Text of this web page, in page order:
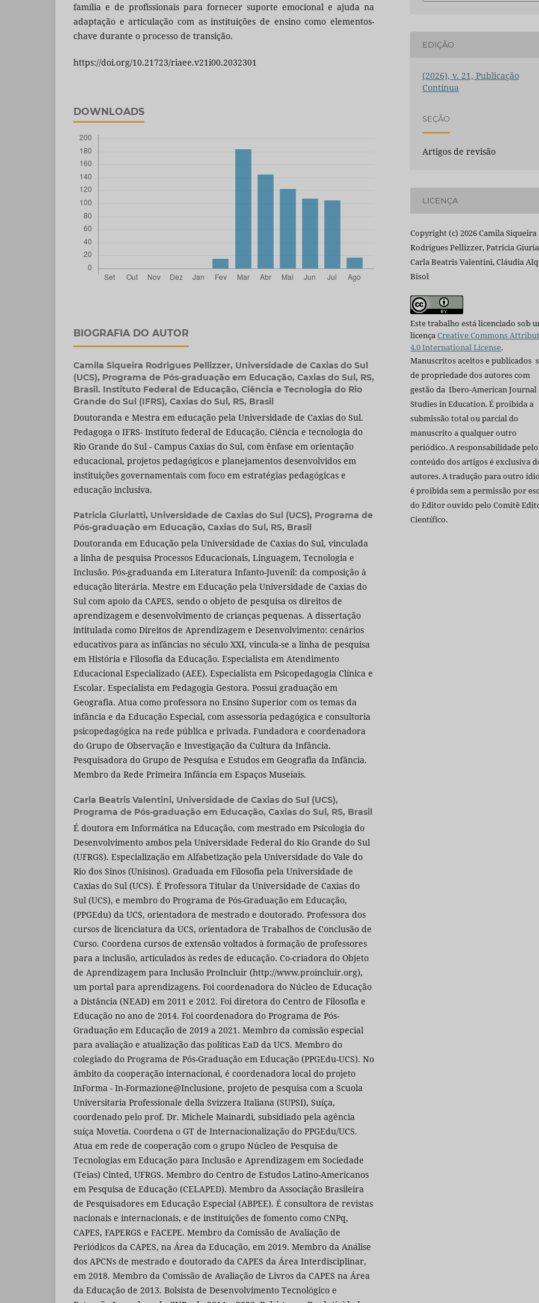
família e de profissionais para fornecer suporte emocional e ajuda na
adaptação e articulação com as instituições de ensino como elementos-
chave durante o processo de transição.
https://doi.org/10.21723/riaee.v21i00.2032301
DOWNLOADS
BIOGRAFIA DO AUTOR
Camila Siqueira Rodrigues Pellizzer, Universidade de Caxias do Sul
(UCS), Programa de Pós-graduação em Educação, Caxias do Sul, RS,
Brasil. Instituto Federal de Educação, Ciência e Tecnologia do Rio
Grande do Sul (IFRS), Caxias do Sul, RS, Brasil
Doutoranda e Mestra em educação pela Universidade de Caxias do Sul.
Pedagoga o IFRS- Instituto federal de Educação, Ciência e tecnologia do
Rio Grande do Sul - Campus Caxias do Sul, com ênfase em orientação
educacional, projetos pedagógicos e planejamentos desenvolvidos em
instituições governamentais com foco em estratégias pedagógicas e
educação inclusiva.
Patricia Giuriatti, Universidade de Caxias do Sul (UCS), Programa de
Pós-graduação em Educação, Caxias do Sul, RS, Brasil
Doutoranda em Educação pela Universidade de Caxias do Sul, vinculada
a linha de pesquisa Processos Educacionais, Linguagem, Tecnologia e
Inclusão. Pós-graduanda em Literatura Infanto-Juvenil: da composição à
educação literária. Mestre em Educação pela Universidade de Caxias do
Sul com apoio da CAPES, sendo o objeto de pesquisa os direitos de
aprendizagem e desenvolvimento de crianças pequenas. A dissertação
intitulada como Direitos de Aprendizagem e Desenvolvimento: cenários
educativos para as infâncias no século XXI, vincula-se a linha de pesquisa
em História e Filosofia da Educação. Especialista em Atendimento
Educacional Especializado (AEE). Especialista em Psicopedagogia Clínica e
Escolar. Especialista em Pedagogia Gestora. Possui graduação em
Geografia. Atua como professora no Ensino Superior com os temas da
infância e da Educação Especial, com assessoria pedagógica e consultoria
psicopedagógica na rede pública e privada. Fundadora e coordenadora
do Grupo de Observação e Investigação da Cultura da Infância.
Pesquisadora do Grupo de Pesquisa e Estudos em Geografia da Infância.
Membro da Rede Primeira Infância em Espaços Museiais.
Carla Beatris Valentini, Universidade de Caxias do Sul (UCS),
Programa de Pós-graduação em Educação, Caxias do Sul, RS, Brasil
É doutora em Informática na Educação, com mestrado em Psicologia do
Desenvolvimento ambos pela Universidade Federal do Rio Grande do Sul
(UFRGS). Especialização em Alfabetização pela Universidade do Vale do
Rio dos Sinos (Unisinos). Graduada em Filosofia pela Universidade de
Caxias do Sul (UCS). É Professora Titular da Universidade de Caxias do
Sul (UCS), e membro do Programa de Pós-Graduação em Educação,
(PPGEdu) da UCS, orientadora de mestrado e doutorado. Professora dos
cursos de licenciatura da UCS, orientadora de Trabalhos de Conclusão de
Curso. Coordena cursos de extensão voltados à formação de professores
para a inclusão, articulados às redes de educação. Co-criadora do Objeto
de Aprendizagem para Inclusão ProIncluir (http://www.proincluir.org),
um portal para aprendizagens. Foi coordenadora do Núcleo de Educação
a Distância (NEAD) em 2011 e 2012. Foi diretora do Centro de Filosofia e
Educação no ano de 2014. Foi coordenadora do Programa de Pós-
Graduação em Educação de 2019 a 2021. Membro da comissão especial
para avaliação e atualização das políticas EaD da UCS. Membro do
colegiado do Programa de Pós-Graduação em Educação (PPGEdu-UCS). No
âmbito da cooperação internacional, é coordenadora local do projeto
InForma - In-Formazione@Inclusione, projeto de pesquisa com a Scuola
Universitaria Professionale della Svizzera Italiana (SUPSI), Suíça,
coordenado pelo prof. Dr. Michele Mainardi, subsidiado pela agência
suíça Movetia. Coordena o GT de Internacionalização do PPGEdu/UCS.
Atua em rede de cooperação com o grupo Núcleo de Pesquisa de
Tecnologias em Educação para Inclusão e Aprendizagem em Sociedade
(Teias) Cinted, UFRGS. Membro do Centro de Estudos Latino-Americanos
em Pesquisa de Educação (CELAPED). Membro da Associação Brasileira
de Pesquisadores em Educação Especial (ABPEE). É consultora de revistas
nacionais e internacionais, e de instituições de fomento como CNPq,
CAPES, FAPERGS e FACEPE. Membro da Comissão de Avaliação de
Periódicos da CAPES, na Área da Educação, em 2019. Membro da Análise
dos APCNs de mestrado e doutorado da CAPES da Área Interdisciplinar,
em 2018. Membro da Comissão de Avaliação de Livros da CAPES na Área
da Educação de 2013. Bolsista de Desenvolvimento Tecnológico e
EDIÇÃO
(2026), v. 21, Publicação
Contínua
SEÇÃO
Artigos de revisão
LICENÇA
Copyright (c) 2026 Camila Siqueira
Rodrigues Pellizzer, Patricia
Carla Beatris Valentini, Cláudia
Bisol
Este trabalho está licenciado sob
licençaCreative Commons
4.0 International License.
Manuscritos aceitos e publicados
de propriedade dos autores com
gestão da Ibero-American Journal
Studies in Education. É proibida a
submissão total ou parcial do
manuscrito a qualquer outro
periódico. A responsabilidade pelo
conteúdo dos artigos é exclusiva
autores. A tradução para outro
é proibida sem a permissão por
do Editor ouvido pelo Comitê
Científico.